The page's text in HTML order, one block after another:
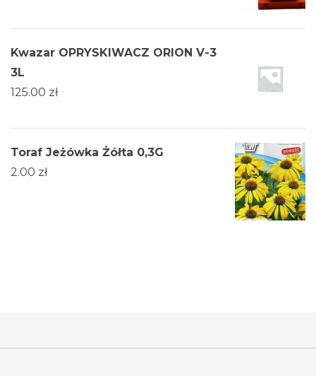
Kwazar OPRYSKIWACZ ORION V-3
3L
125.00 zł
Toraf Jeżówka Żółta 0,3G
2.00 zł